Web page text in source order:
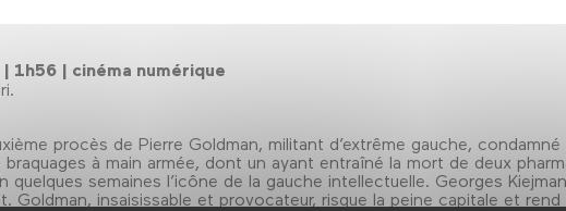
1h56 | cinéma numérique
procès de Pierre Goldman, militant d’extrême gauche,
à main armée, dont un ayant entraîné la mort de deux
semaines l’icône de la gauche intellectuelle. Georges
Goldman, insaisissable et provocateur, risque la peine capitale et rend